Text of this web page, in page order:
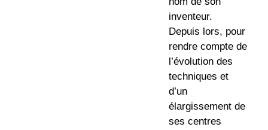
inventeur.
Depuis lors, pour
rendre compte de
l’évolution des
techniques et
d’un
élargissement de
ses centres